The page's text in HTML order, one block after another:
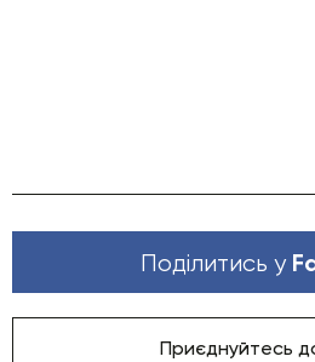
Поділитись у
Приєднуйтесь